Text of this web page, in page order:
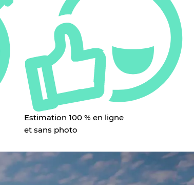
Estimation 100 % en ligne
et sans photo